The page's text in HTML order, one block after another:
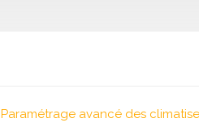
Paramétrage avancé des